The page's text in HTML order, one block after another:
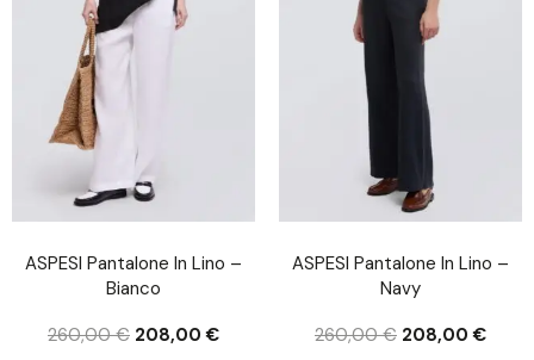
ASPESI Pantalone In Lino –
Bianco
260,00€ 208,00€
ASPESI Pantalone In Lino –
Navy
260,00€ 208,00€